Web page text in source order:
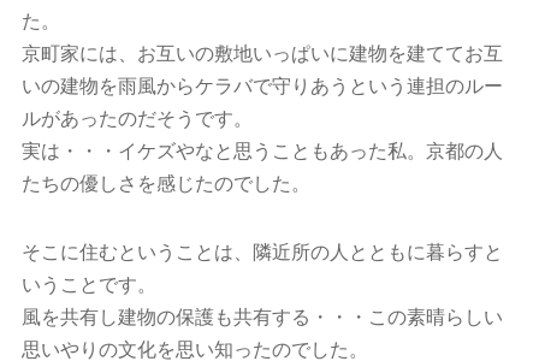
た。
京町家には、お互いの敷地いっぱいに建物を建ててお互
いの建物を雨風からケラバで守りあうという連担のルー
ルがあったのだそうです。
実は・・・イケズやなと思うこともあった私。京都の人
たちの優しさを感じたのでした。
そこに住むということは、隣近所の人とともに暮らすと
いうことです。
風を共有し建物の保護も共有する・・・この素晴らしい
思いやりの文化を思い知ったのでした。